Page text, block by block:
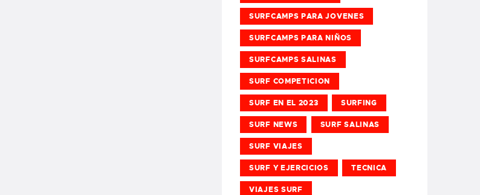
SURFCAMPS PARA JOVENES
SURFCAMPS PARA NIÑOS
SURFCAMPS SALINAS
SURF COMPETICION
SURF EN EL 2023 SURFING
SURF NEWS SURF SALINAS
SURF VIAJES
SURF Y EJERCICIOS TECNICA
VIAJES SURF